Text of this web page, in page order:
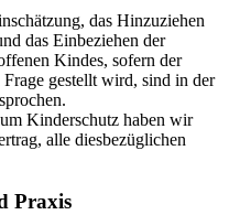
das Hinzuziehen
das Einbeziehen der
Kindes, sofern der
gestellt wird, sind in der
Kinderschutz haben wir
alle diesbezüglichen
Praxis